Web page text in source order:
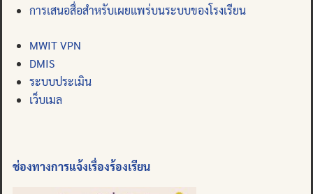
การเสนอสื่อสำหรับเผยแพร่บนระบบของโรงเรียน
MWIT VPN
DMIS
ระบบประเมิน
เว็บเมล
ช่องทางการแจ้งเรื่องร้องเรียน